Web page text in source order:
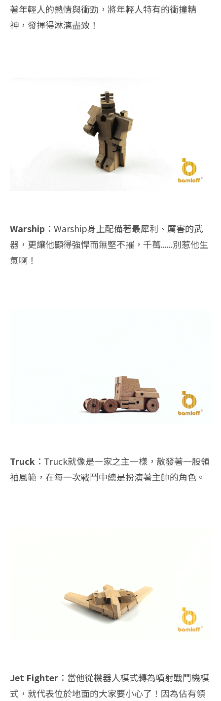
著年輕人的熱情與衝勁，將年輕人特有的衝撞精
神，發揮得淋漓盡致！
Warship ：Warship身上配備著最犀利、厲害的武
器，更讓他顯得強悍而無堅不摧，千萬......別惹他生
氣啊！
Truck ：Truck就像是一家之主一樣，散發著一股領
袖風範，在每一次戰鬥中總是扮演著主帥的角色。
Jet Fighter ：當他從機器人模式轉為噴射戰鬥機模
式，就代表位於地面的大家要小心了！因為佔有領